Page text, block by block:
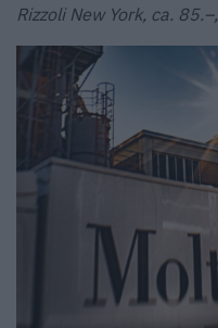
Rizzoli New York, ca. 85.–,